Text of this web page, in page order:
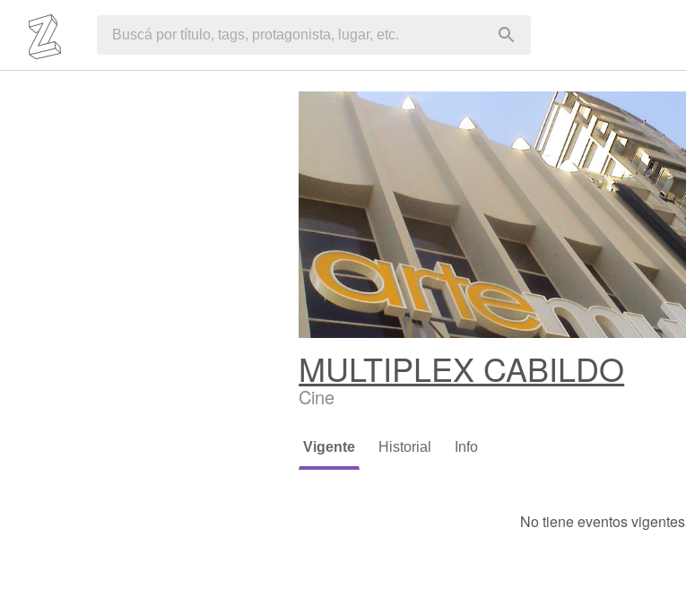
MULTIPLEX CABILDO
Cine
Vigente Historial Info
No tiene eventos vigentes